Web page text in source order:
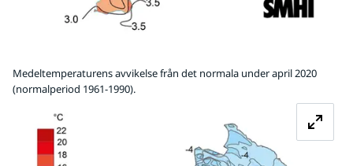
Medeltemperaturens avvikelse från det normala under april 2020
(normalperiod 1961-1990).